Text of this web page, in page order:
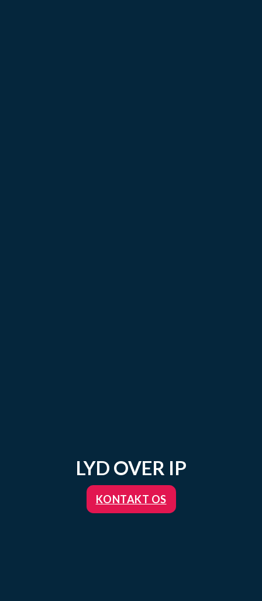
LYD OVER IP
KONTAKT OS